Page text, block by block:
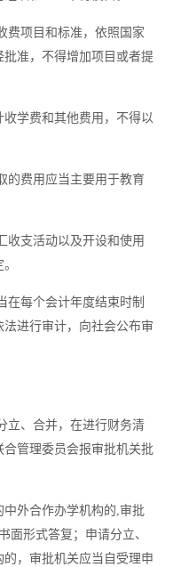
费项目和标准，依照国家
准，不得增加项目或者提
学费和其他费用，不得以
的费用应当主要用于教育
收支活动以及开设和使用
在每个会计年度结束时制
进行审计，向社会公布审
立、合并，在进行财务清
管理委员会报审批机关批
外合作办学机构的,审批
面形式答复；申请分立、
，审批机关应当自受理申